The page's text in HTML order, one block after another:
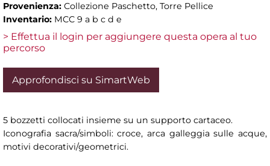
Provenienza: Collezione Paschetto, Torre Pellice
Inventario: MCC 9 a b c d e
> Effettua il login per aggiungere questa opera al tuo
percorso
Approfondisci su SimartWeb
5 bozzetti collocati insieme su un supporto cartaceo.
Iconografia sacra/simboli: croce, arca galleggia sulle acque,
motivi decorativi/geometrici.